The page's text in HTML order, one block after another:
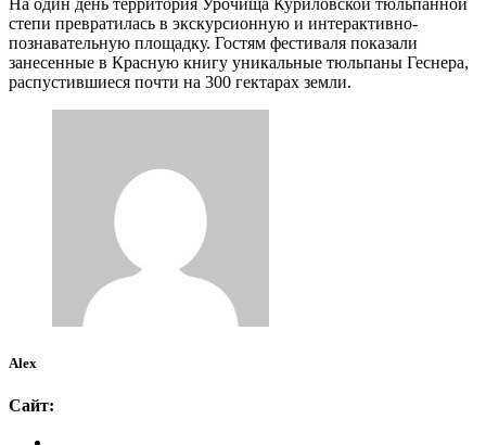
степи превратилась в экскурсионную и интерактивно-
познавательную площадку. Гостям фестиваля показали
занесенные в Красную книгу уникальные тюльпаны Геснера,
распустившиеся почти на 300 гектарах земли.
Alex
Сайт: